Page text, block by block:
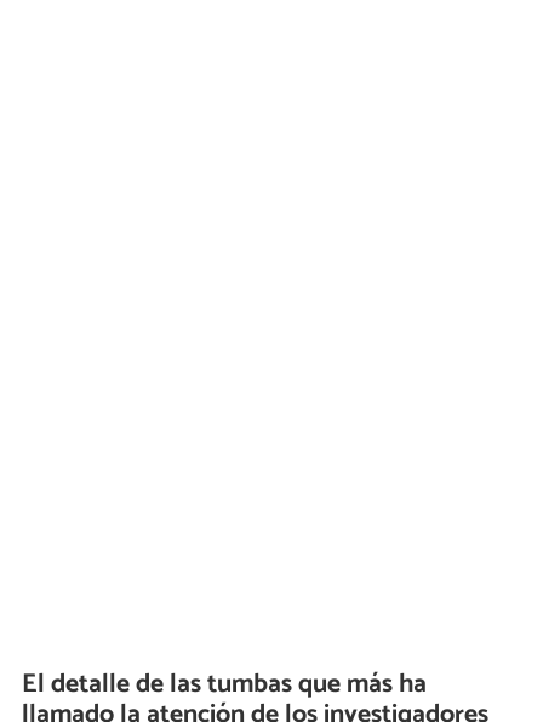
El detalle de las tumbas que más ha